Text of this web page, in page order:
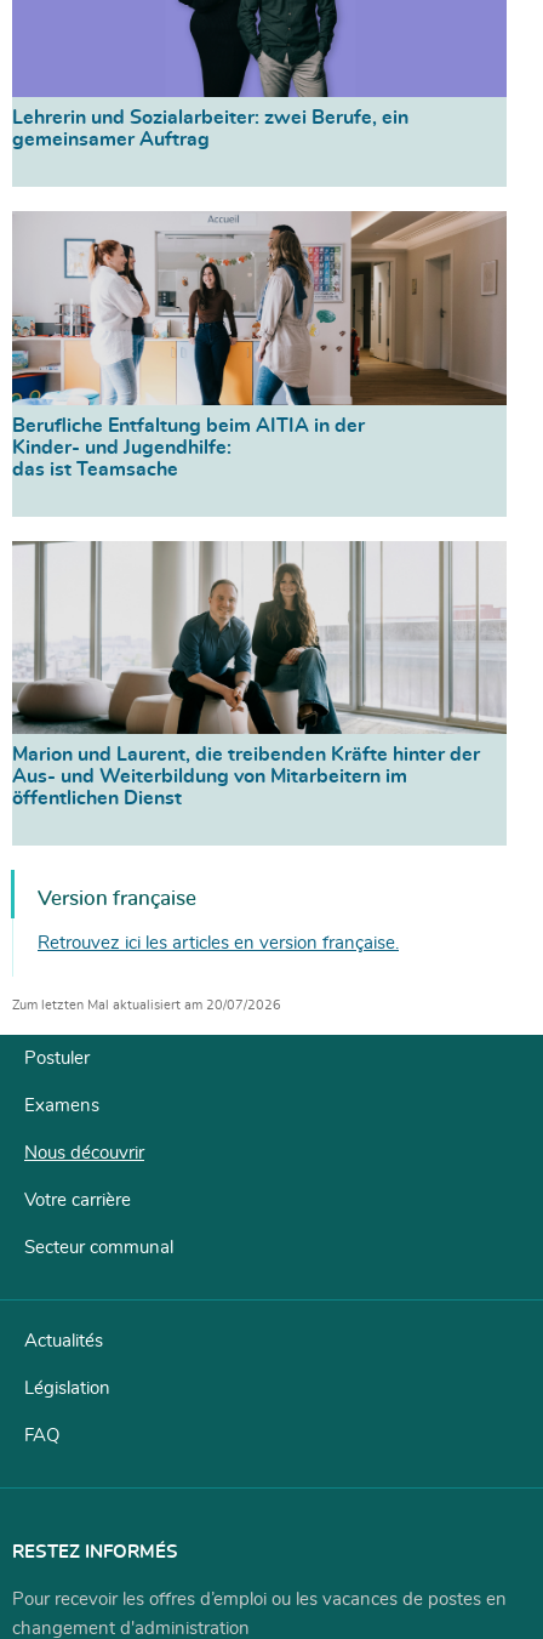
Lehrerin und Sozialarbeiter: zwei Berufe, ein
gemeinsamer Auftrag
Berufliche Entfaltung beim AITIA in der
Kinder- und Jugendhilfe:
das ist Teamsache
Marion und Laurent, die treibenden Kräfte hinter der
Aus- und Weiterbildung von Mitarbeitern im
öffentlichen Dienst
Version française
Retrouvez ici les articles en version française.
Zum letzten Mal aktualisiert am 20/07/2026
Menu
de
navigation
Postuler
Examens
Nous découvrir
Votre carrière
Secteur communal
Actualités
Législation
FAQ
RESTEZ INFORMÉS
Pour recevoir les offres d’emploi ou les vacances de postes en
changement d'administration